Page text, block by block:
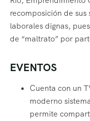
recomposición de
laborales dignas,
de “maltrato” por
EVENTOS
Cuenta con un
moderno
permite